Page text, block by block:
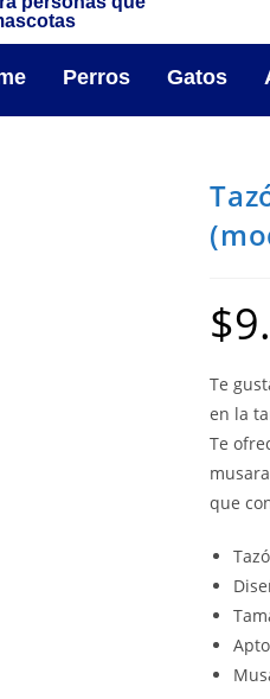
Perros Gatos
$
Te
en la
Te
que